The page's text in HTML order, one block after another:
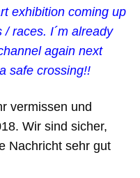
exhibition coming up
races. I´m already
again next
safe crossing!!
vermissen und
Wir sind sicher,
Nachricht sehr gut